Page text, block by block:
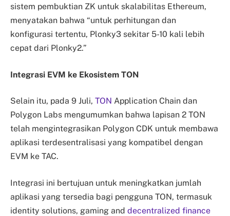
sistem pembuktian ZK untuk skalabilitas Ethereum,
menyatakan bahwa “untuk perhitungan dan
konfigurasi tertentu, Plonky3 sekitar 5-10 kali lebih
cepat dari Plonky2.”
Integrasi EVM ke Ekosistem TON
Selain itu, pada 9 Juli, TON Application Chain dan
Polygon Labs mengumumkan bahwa lapisan 2 TON
telah mengintegrasikan Polygon CDK untuk membawa
aplikasi terdesentralisasi yang kompatibel dengan
EVM ke TAC.
Integrasi ini bertujuan untuk meningkatkan jumlah
aplikasi yang tersedia bagi pengguna TON, termasuk
identity solutions, gaming and decentralized finance